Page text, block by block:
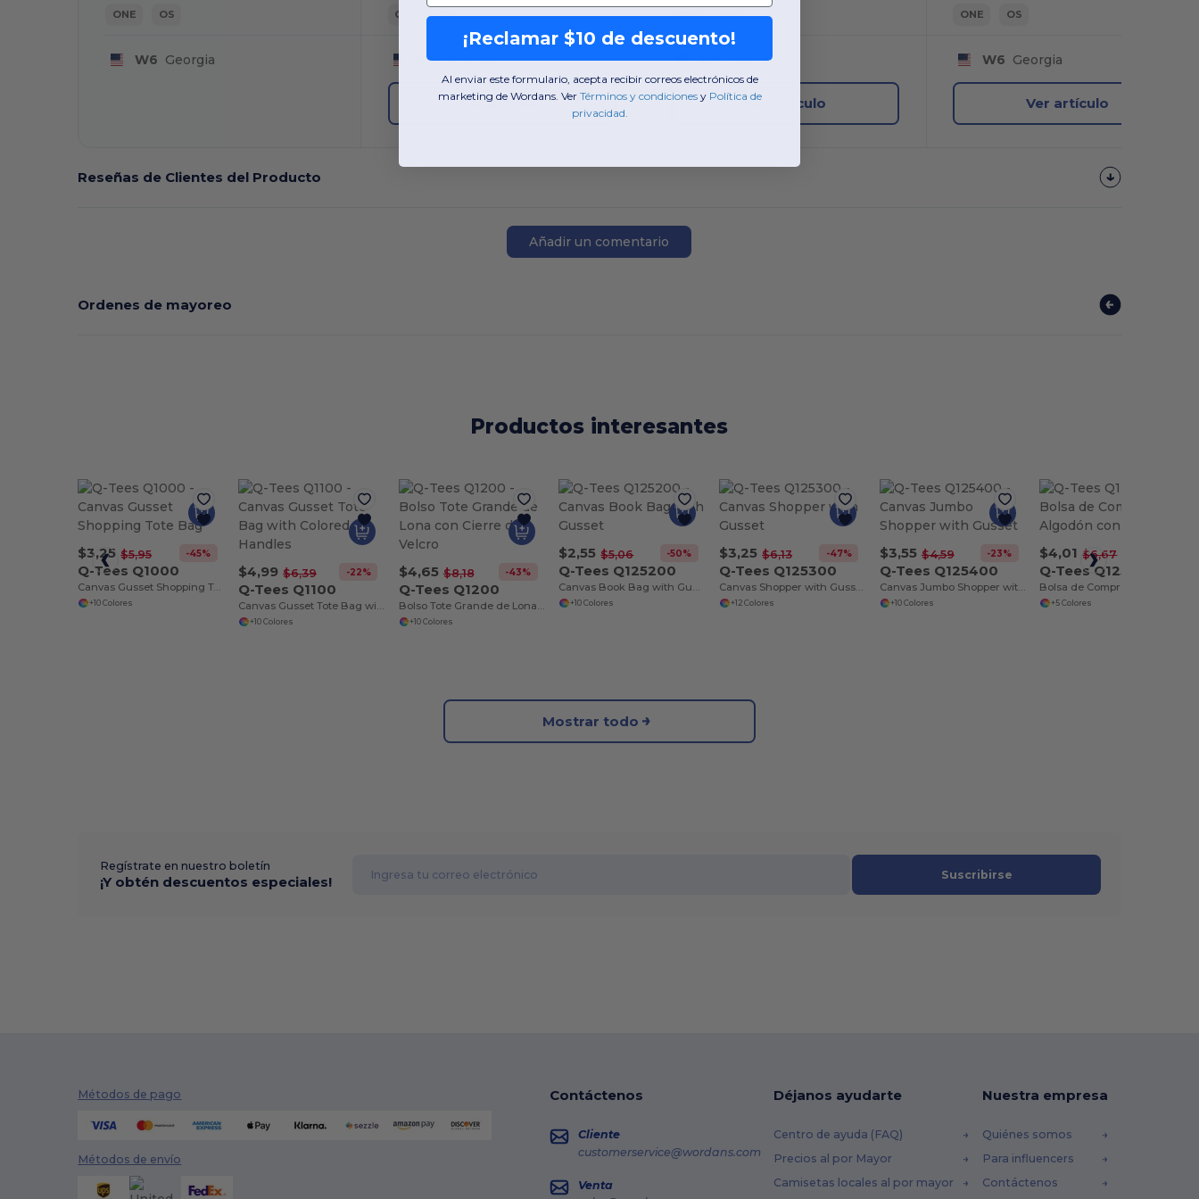
ONE OS
W6 Georgia
ONE OS
W6Georgia
Ver artículo
ONE OS
W6Georgia
Ver artículo
ONE OS
W6 Georgia
Ver artículo
Reseñas de Clientes del Producto
Añadir un comentario
Ordenes de mayoreo
Productos interesantes
$3,25 $5,95 -45%
Q-Tees Q1000
Canvas Gusset Shopping Tote Bag
+10 Colores
$4,99 $6,39 -22%
Q-Tees Q1100
Canvas Gusset Tote Bag with Colored Handles
+10 Colores
$4,65 $8,18 -43%
Q-Tees Q1200
Bolso Tote Grande de Lona con Cierre de Velcro
+10 Colores
$2,55 $5,06 -50%
Q-Tees Q125200
Canvas Book Bag with Gusset
+10 Colores
$3,25 $6,13 -47%
Q-Tees Q125300
Canvas Shopper with Gusset
+12 Colores
$3,55 $4,59 -23%
Q-Tees Q125400
Canvas Jumbo Shopper with Gusset
+10 Colores
$4,01 $6,67
Q-Tees Q125500
+5 Colores
Mostrar todo
Regístrate en nuestro boletín
¡Y obtén descuentos especiales! Suscribirse
Métodos de pago
Métodos de envío
Contáctenos
Cliente
customerservice@wordans.com
Venta
Déjanos ayudarte
Centro de ayuda (FAQ)
Precios al por Mayor
Camisetas locales al por mayor
Nuestra empresa
Quiénes somos
Para influencers
Contáctenos
¡Reclamar $10 de descuento!
Al enviar este formulario, acepta recibir correos electrónicos de
marketing de Wordans. Ver​ Términos y condiciones​ y​ Política de
privacidad